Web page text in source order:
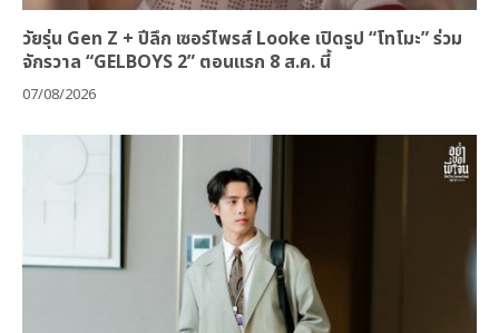
วัยรุ่น Gen Z + ปีลึก เซอร์ไพรส์ Looke เปิดรูป “โทโมะ” ร่วม
จักรวาล “GELBOYS 2” ตอนแรก 8 ส.ค. นี้
07/08/2026